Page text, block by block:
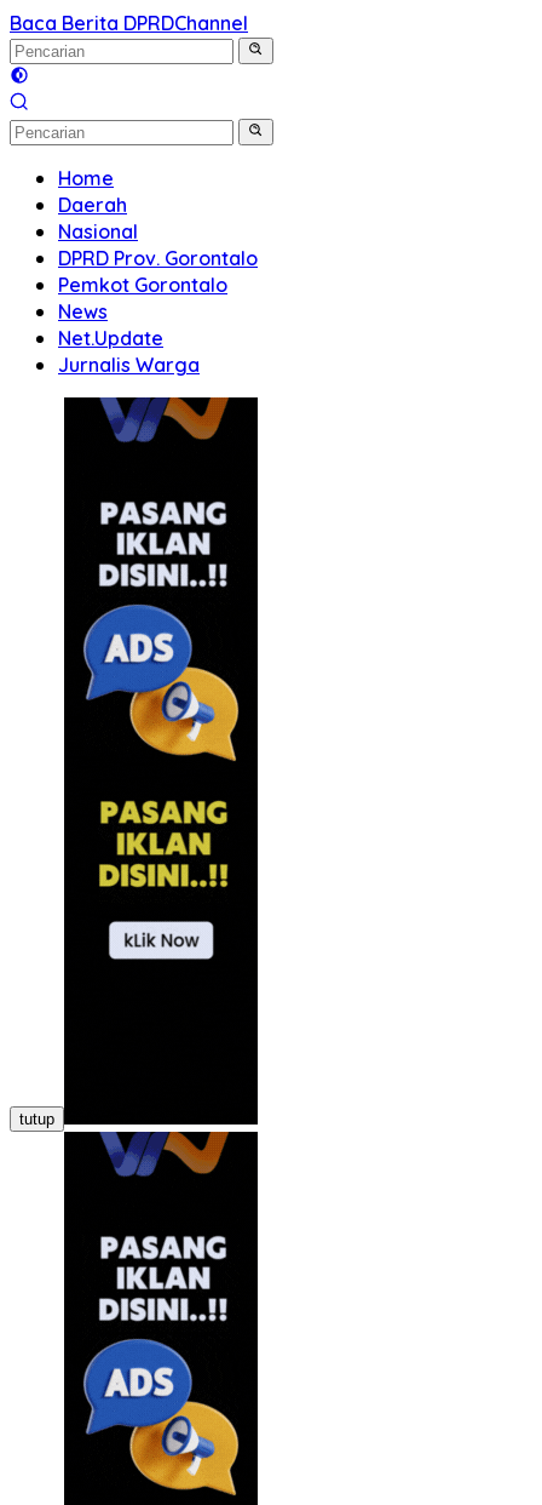
Baca Berita DPRDChannel
Home
Daerah
Nasional
DPRD Prov. Gorontalo
Pemkot Gorontalo
News
Net.Update
Jurnalis Warga
tutup